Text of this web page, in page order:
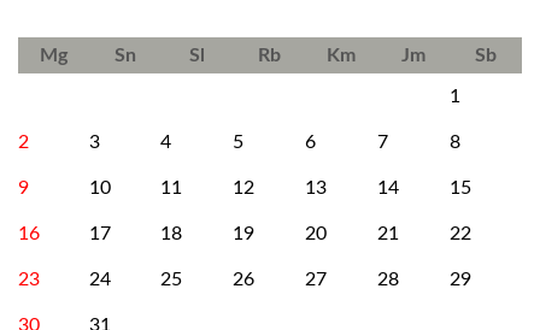
Mg Sn Sl Rb Km Jm Sb
1
2 3 4 5 6 7 8
9 10 11 12 13 14 15
16 17 18 19 20 21 22
23 24 25 26 27 28 29
30 31